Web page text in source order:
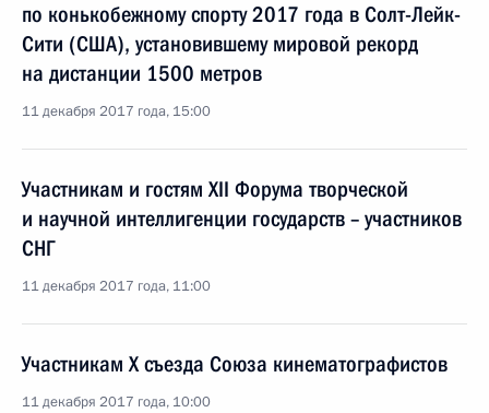
по конькобежному спорту 2017 года в Солт-Лейк-
Сити (США), установившему мировой рекорд
на дистанции 1500 метров
11 декабря 2017 года, 15:00
Участникам и гостям XII Форума творческой
и научной интеллигенции государств – участников
СНГ
11 декабря 2017 года, 11:00
Участникам X съезда Союза кинематографистов
11 декабря 2017 года, 10:00